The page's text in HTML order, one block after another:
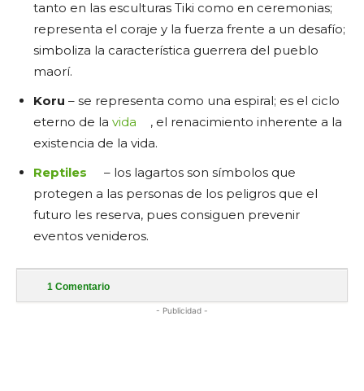
tanto en las esculturas Tiki como en ceremonias;
representa el coraje y la fuerza frente a un desafío;
simboliza la característica guerrera del pueblo
maorí.
Koru – se representa como una espiral; es el ciclo
eterno de la vida
, el renacimiento inherente a la
existencia de la vida.
Reptiles
– los lagartos son símbolos que
protegen a las personas de los peligros que el
futuro les reserva, pues consiguen prevenir
eventos venideros.
1 Comentario
- Publicidad -